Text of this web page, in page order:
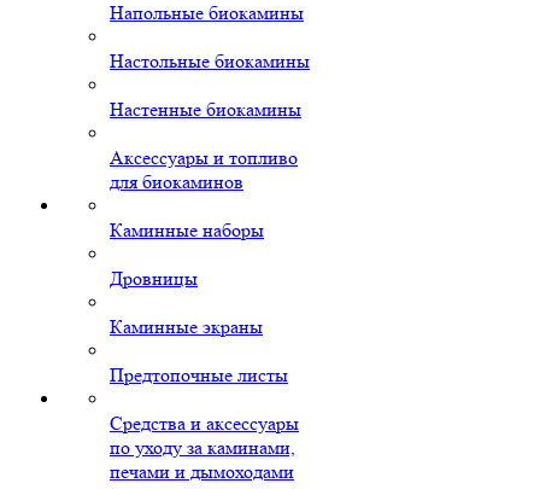
Напольные биокамины
Настольные биокамины
Настенные биокамины
Аксессуары и топливо
для биокаминов
Каминные наборы
Дровницы
Каминные экраны
Предтопочные листы
Средства и аксессуары
по уходу за каминами,
печами и дымоходами